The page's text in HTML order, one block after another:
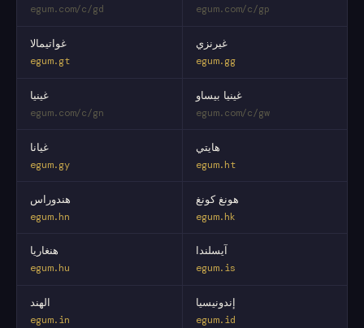
egum.com/c/gd egum.com/c/gp
غواتيمالا
egum.gt
غيرنزي
egum.gg
غينيا
egum.com/c/gn
غينيا بيساو
egum.com/c/gw
غيانا
egum.gy
هايتي
egum.ht
هندوراس
egum.hn
هونغ كونغ
egum.hk
هنغاريا
egum.hu
آيسلندا
egum.is
الهند
egum.in
إندونيسيا
egum.id